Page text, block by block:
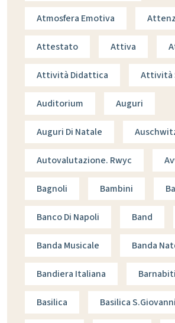
Atmosfera Emotiva
Attestato Attiva
Attività Didattica Attività
Auditorium Auguri
Auguri Di Natale
Autovalutazione. Rwyc
Bagnoli Bambini
Banco Di Napoli Band
Banda Musicale Banda
Bandiera Italiana Barnabiti
Basilica Basilica